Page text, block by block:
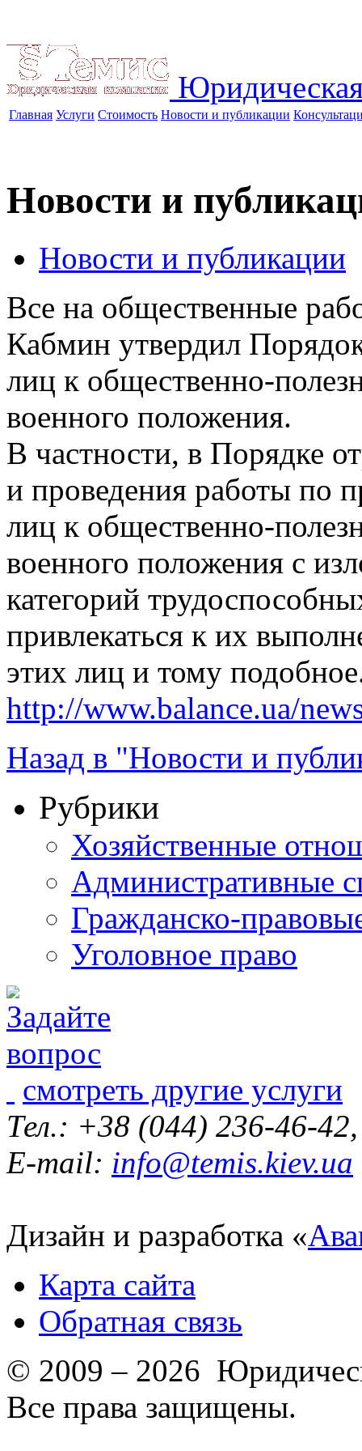
Главная Услуги Стоимость Новости и публикации
Новости и
Новости и публикации
Все на общественные
Кабмин утвердил
лиц к общественно-
военного положения.
В частности, в Порядке
и проведения работы по
лиц к общественно-
военного положения с
категорий
привлекаться к их
этих лиц и тому
http://www.balance.ua/
Назад в "Новости и
Рубрики
Хозяйственные
Административные
Гражданско-
Уголовное право
смотреть другие услуги
Тел.: +38 (044) 236-46-
E-mail: info@temis.kiev.ua
Дизайн и разработка «
Карта сайта
Обратная связь
© 2009 – 2026
Все права защищены.